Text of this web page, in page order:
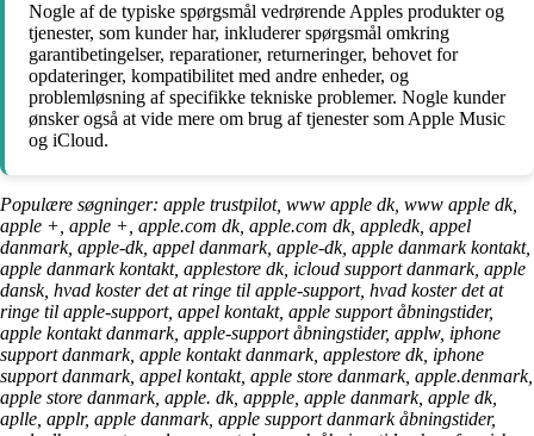
Nogle af de typiske spørgsmål vedrørende Apples produkter og
tjenester, som kunder har, inkluderer spørgsmål omkring
garantibetingelser, reparationer, returneringer, behovet for
opdateringer, kompatibilitet med andre enheder, og
problemløsning af specifikke tekniske problemer. Nogle kunder
ønsker også at vide mere om brug af tjenester som Apple Music
og iCloud.
Populære søgninger: apple trustpilot, www apple dk, www apple dk,
apple +, apple +, apple.com dk, apple.com dk, appledk, appel
danmark, apple-dk, appel danmark, apple-dk, apple danmark kontakt,
apple danmark kontakt, applestore dk, icloud support danmark, apple
dansk, hvad koster det at ringe til apple-support, hvad koster det at
ringe til apple-support, appel kontakt, apple support åbningstider,
apple kontakt danmark, apple-support åbningstider, applw, iphone
support danmark, apple kontakt danmark, applestore dk, iphone
support danmark, appel kontakt, apple store danmark, apple.denmark,
apple store danmark, apple. dk, appple, apple danmark, apple dk,
aplle, applr, apple danmark, apple support danmark åbningstider,